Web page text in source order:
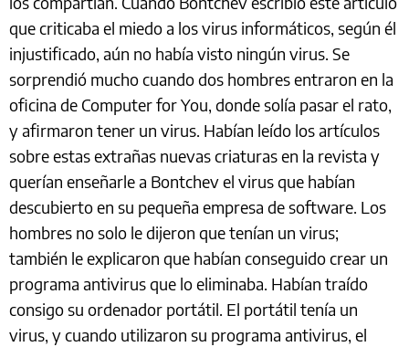
que criticaba el miedo a los virus informáticos, según él
injustificado, aún no había visto ningún virus. Se
sorprendió mucho cuando dos hombres entraron en la
oficina de Computer for You, donde solía pasar el rato,
y afirmaron tener un virus. Habían leído los artículos
sobre estas extrañas nuevas criaturas en la revista y
querían enseñarle a Bontchev el virus que habían
descubierto en su pequeña empresa de software. Los
hombres no solo le dijeron que tenían un virus;
también le explicaron que habían conseguido crear un
programa antivirus que lo eliminaba. Habían traído
consigo su ordenador portátil. El portátil tenía un
virus, y cuando utilizaron su programa antivirus, el